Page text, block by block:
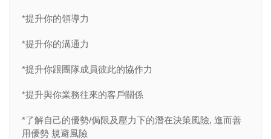
*提升你的領導力
*提升你的溝通力
*提升你跟團隊成員彼此的協作力
*提升與你業務往來的客戶關係
*了解自己的優勢/侷限及壓力下的潛在決策風險, 進而善
用優勢 規避風險